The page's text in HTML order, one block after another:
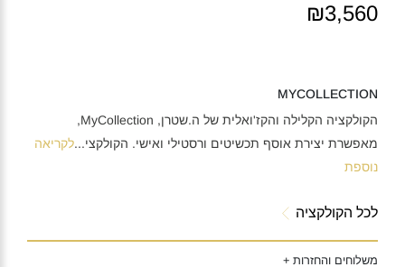
₪3,560
MYCOLLECTION
הקולקציה הקלילה והקז'ואלית של ה.שטרן, MyCollection,
מאפשרת יצירת אוסף תכשיטים ורסטילי ואישי. הקולקצי...לקריאה
נוספת
לכל הקולקציה
משלוחים והחזרות +